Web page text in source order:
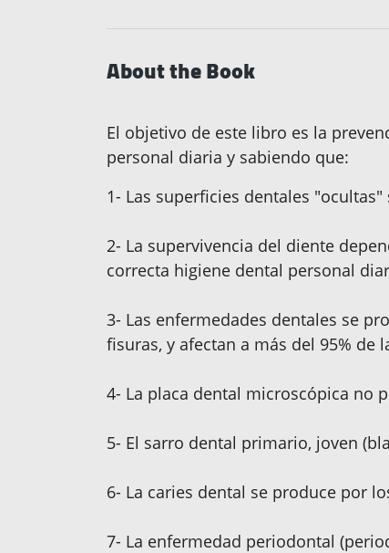
About the Book
El objetivo de este libro es la
personal diaria y sabiendo que:
1- Las superficies dentales
2- La supervivencia del diente
correcta higiene dental personal
3- Las enfermedades dentales se
fisuras, y afectan a más del 95%
4- La placa dental microscópica no
5- El sarro dental primario, joven
6- La caries dental se produce por
7- La enfermedad periodontal